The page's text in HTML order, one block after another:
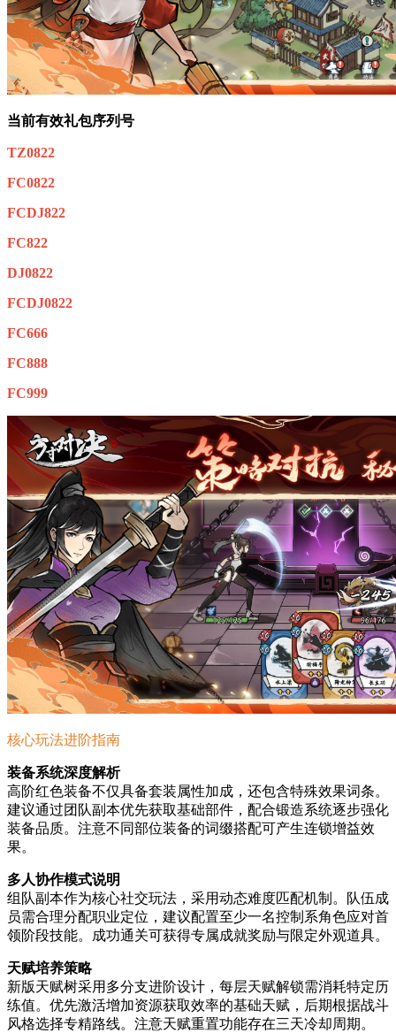
当前有效礼包序列号
TZ0822
FC0822
FCDJ822
FC822
DJ0822
FCDJ0822
FC666
FC888
FC999
核心玩法进阶指南
装备系统深度解析
高阶红色装备不仅具备套装属性加成，还包含特殊效果词条。
建议通过团队副本优先获取基础部件，配合锻造系统逐步强化
装备品质。注意不同部位装备的词缀搭配可产生连锁增益效
果。
多人协作模式说明
组队副本作为核心社交玩法，采用动态难度匹配机制。队伍成
员需合理分配职业定位，建议配置至少一名控制系角色应对首
领阶段技能。成功通关可获得专属成就奖励与限定外观道具。
天赋培养策略
新版天赋树采用多分支进阶设计，每层天赋解锁需消耗特定历
练值。优先激活增加资源获取效率的基础天赋，后期根据战斗
风格选择专精路线。注意天赋重置功能存在三天冷却周期。